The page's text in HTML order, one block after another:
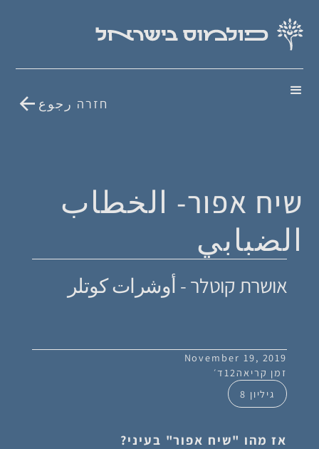
חזרה رجوع
שיח אפור- الخطاب
الضبابي
אושרת קוטלר - أوشرات كوتلر
November 19, 2019
זמן קריאה12ד׳
גיליון 8
אז מהו "שיח אפור" בעיני?